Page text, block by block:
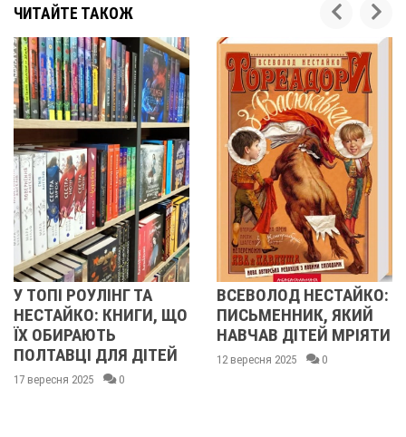
ЧИТАЙТЕ ТАКОЖ
РОУЛІНГ ТА
КНИГИ, ЩО
ДЛЯ ДІТЕЙ
2025 0
ВСЕВОЛОД НЕСТАЙКО:
ПИСЬМЕННИК, ЯКИЙ
НАВЧАВ ДІТЕЙ МРІЯТИ
12 вересня 2025 0